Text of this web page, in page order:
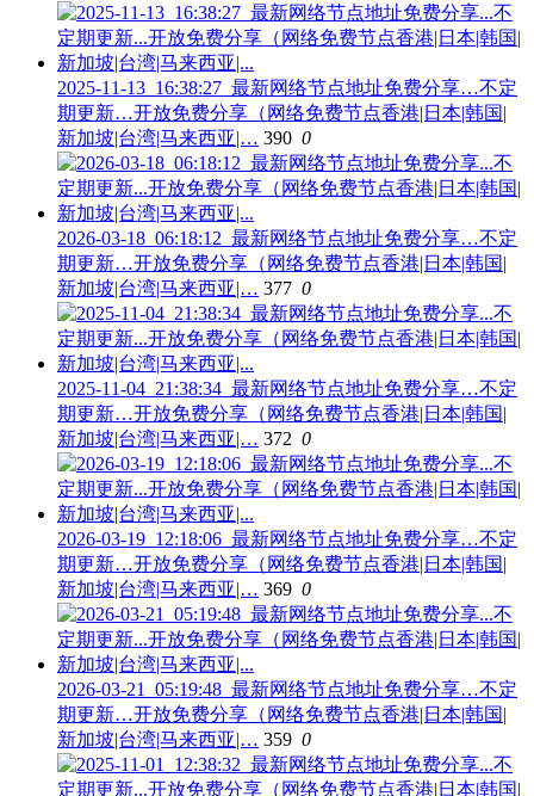
2025-11-13_16:38:27_最新网络节点地址免费分享…不定
期更新…开放免费分享（网络免费节点香港|日本|韩国|
新加坡|台湾|马来西亚|… 390 0
2026-03-18_06:18:12_最新网络节点地址免费分享…不定
期更新…开放免费分享（网络免费节点香港|日本|韩国|
新加坡|台湾|马来西亚|… 377 0
2025-11-04_21:38:34_最新网络节点地址免费分享…不定
期更新…开放免费分享（网络免费节点香港|日本|韩国|
新加坡|台湾|马来西亚|… 372 0
2026-03-19_12:18:06_最新网络节点地址免费分享…不定
期更新…开放免费分享（网络免费节点香港|日本|韩国|
新加坡|台湾|马来西亚|… 369 0
2026-03-21_05:19:48_最新网络节点地址免费分享…不定
期更新…开放免费分享（网络免费节点香港|日本|韩国|
新加坡|台湾|马来西亚|… 359 0